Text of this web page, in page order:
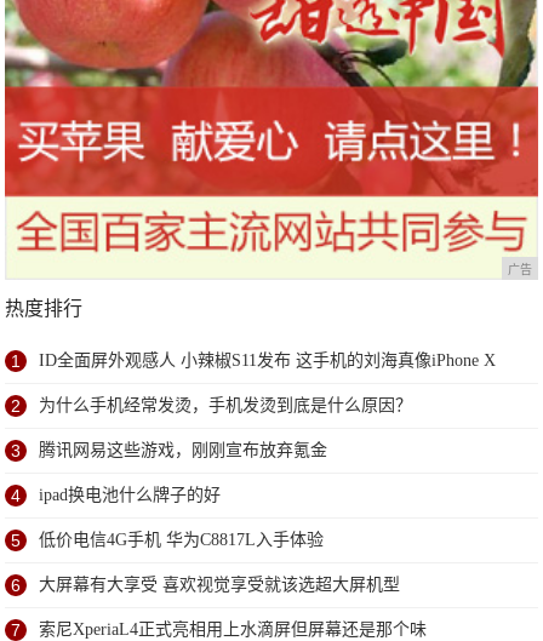
广告
热度排行
1 ID全面屏外观感人 小辣椒S11发布 这手机的刘海真像iPhone X
2 为什么手机经常发烫，手机发烫到底是什么原因？
3 腾讯网易这些游戏，刚刚宣布放弃氪金
4 ipad换电池什么牌子的好
5 低价电信4G手机 华为C8817L入手体验
6 大屏幕有大享受 喜欢视觉享受就该选超大屏机型
7 索尼XperiaL4正式亮相用上水滴屏但屏幕还是那个味